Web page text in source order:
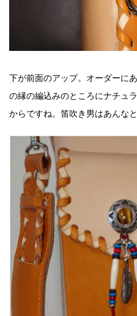
下が前面のアップ。オーダーに
の縁の編込みのところにナチュ
からですね。笛吹き男はあんなと